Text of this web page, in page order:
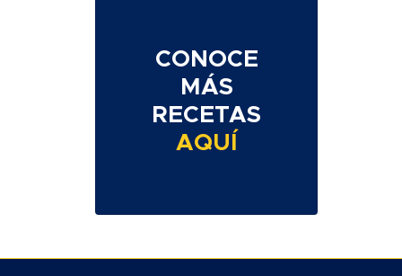
CONOCE
MÁS
RECETAS
AQUÍ